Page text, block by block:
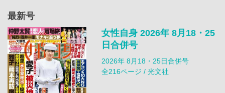
最新号
女性自身 2026年 8月18・25
日合併号
2026年 8月18・25日合併号
全216ページ / 光文社